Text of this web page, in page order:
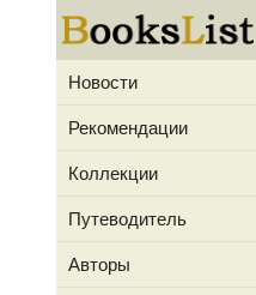
Новости
Рекомендации
Коллекции
Путеводитель
Авторы